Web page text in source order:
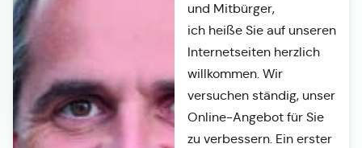
und Mitbürger,
ich heiße Sie auf unseren
Internetseiten herzlich
willkommen. Wir
versuchen ständig, unser
Online-Angebot für Sie
zu verbessern. Ein erster